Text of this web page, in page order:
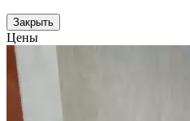
Закрыть
Цены